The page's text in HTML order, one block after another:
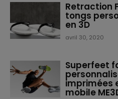
Retraction
tongs
en 3D
avril 30, 2020
Superfeet
imprimées
mobile